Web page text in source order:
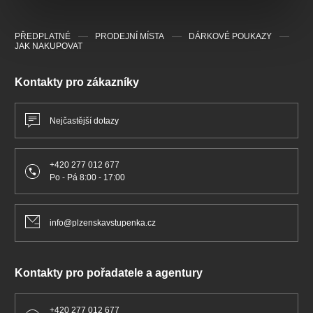
Národního divadla či Divadla pod Palmovkou. Pedagogicky
působila na Vyšší odborné škole herecké v Praze, Konzervatoři
konzervatoři Praha.
Kontakty pro zákazníky
Nejčastější dotazy
+420 277 012 677
Po - Pá 8:00 - 17:00
info@plzenskavstupenka.cz
Kontakty pro pořadatele a agentury
+420 277 012 677
PŘEDPLATNÉ PRODEJNÍ MÍSTA
DÁRKOVÉ POUKAZY
JAK NAKUPOVAT